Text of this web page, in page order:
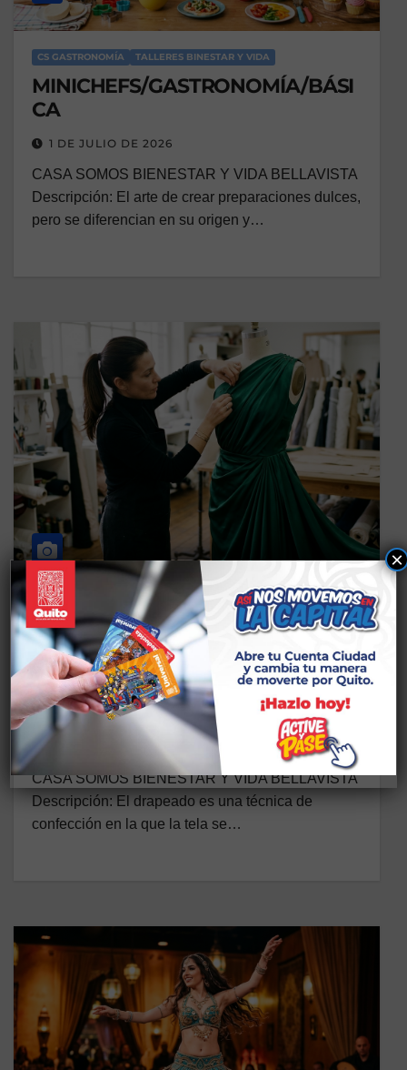
CS GASTRONOMÍA TALLERES BINESTAR Y VIDA
MINICHEFS/GASTRONOMÍA/BÁSI
CA
1 DE JULIO DE 2026
CASA SOMOS BIENESTAR Y VIDA BELLAVISTA
Descripción: El arte de crear preparaciones dulces,
pero se diferencian en su origen y…
CS PRODUCCIÓN ARTESANAL Y MANUALIDADES
TALLERES BINESTAR Y VIDA
PLIEGUES Y FORMAS/
PRODUCCIÓN ARTESANAL Y
MANUALIDADES
15 DE JUNIO DE 2026
CASA SOMOS BIENESTAR Y VIDA BELLAVISTA
Descripción: El drapeado es una técnica de
confección en la que la tela se…
×